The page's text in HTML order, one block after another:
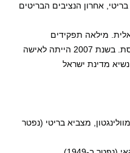
בריטי, אחרון הנציבים הבריטים
מילאה תפקידים
דיפלומטיים בכירים והייתה חברת כנסת. בשנת 2007 הייתה לאישה
מדינת ישראל
מוולינגטון, מצביא בריטי (נפטר